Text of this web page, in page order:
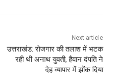
Next article
उत्तराखंड: रोजगार की तलाश में भटक
रही थी अनाथ युवती, हैवान दंपति ने
देह व्यापार में झोंक दिया